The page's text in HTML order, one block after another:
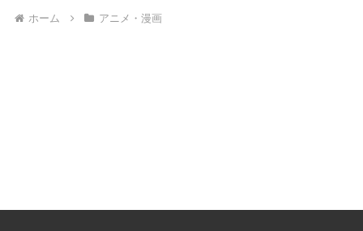
ホーム アニメ・漫画